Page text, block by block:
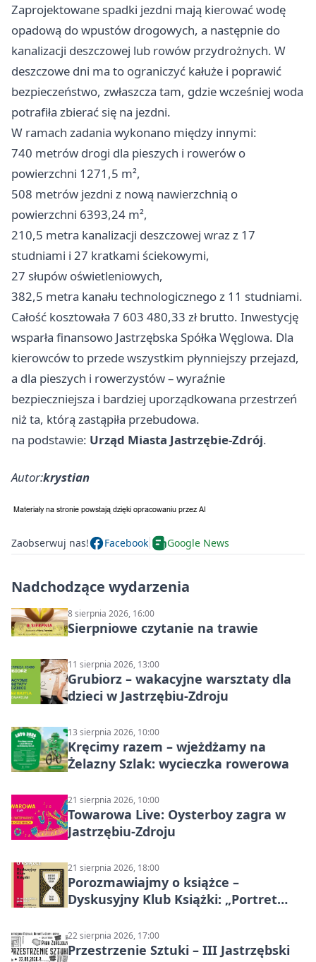
Zaprojektowane spadki jezdni mają kierować wodę
opadową do wpustów drogowych, a następnie do
kanalizacji deszczowej lub rowów przydrożnych. W
deszczowe dni ma to ograniczyć kałuże i poprawić
bezpieczeństwo, zwłaszcza tam, gdzie wcześniej woda
potrafiła zbierać się na jezdni.
W ramach zadania wykonano między innymi:
740 metrów drogi dla pieszych i rowerów o
powierzchni 1271,5 m²,
508 metrów jezdni z nową nawierzchnią o
powierzchni 6393,24 m²,
210,5 metra kanalizacji deszczowej wraz z 17
studniami i 27 kratkami ściekowymi,
27 słupów oświetleniowych,
382,5 metra kanału technologicznego z 11 studniami.
Całość kosztowała 7 603 480,33 zł brutto. Inwestycję
wsparła finansowo Jastrzębska Spółka Węglowa. Dla
kierowców to przede wszystkim płynniejszy przejazd,
a dla pieszych i rowerzystów – wyraźnie
bezpieczniejsza i bardziej uporządkowana przestrzeń
niż ta, którą zastąpiła przebudowa.
na podstawie: Urząd Miasta Jastrzębie-Zdrój.
Autor:krystian
Zaobserwuj nas! Facebook Google News
Nadchodzące wydarzenia
8 sierpnia 2026, 16:00
Sierpniowe czytanie na trawie
11 sierpnia 2026, 13:00
Grubiorz – wakacyjne warsztaty dla
dzieci w Jastrzębiu-Zdroju
13 sierpnia 2026, 10:00
Kręcimy razem – wjeżdżamy na
Żelazny Szlak: wycieczka rowerowa
21 sierpnia 2026, 10:00
Towarowa Live: Oysterboy zagra w
Jastrzębiu-Zdroju
21 sierpnia 2026, 18:00
Porozmawiajmy o książce –
Dyskusyjny Klub Książki: „Portret
22 sierpnia 2026, 17:00
Przestrzenie Sztuki – III Jastrzębski